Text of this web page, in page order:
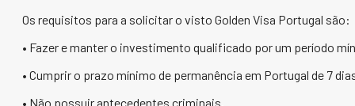
Os requisitos para a solicitar o visto Golden Visa Portugal são:
• Fazer e manter o investimento qualificado por um período
• Cumprir o prazo mínimo de permanência em Portugal de 7
• Não possuir antecedentes criminais.